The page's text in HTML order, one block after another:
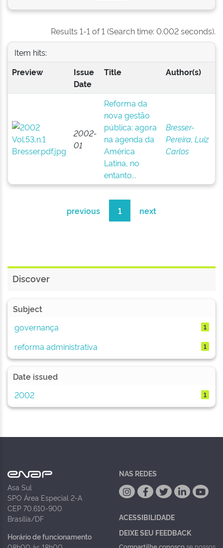
Results 1-1 of 1 (Search time: 0.002 seconds).
Item hits:
Preview
Issue
Date
Title Author(s)
2002-
01
Reforma da
nova gestão
pública: agora
na agenda da
América
Latina, no
entanto...
Bresser-
Pereira, Luiz
Carlos
previous 1 next
Discover
Subject
governança
1
reforma administrativa 1
Date issued
2002
1
Asa Sul
SPO Área Especial 2-A
CEP 70.610-900
Brasília/DF
Horário de funcionamento
NAS REDES
ACESSIBILIDADE
DEIXE SEU FEEDBACK
Compartilhe conosco se nossos